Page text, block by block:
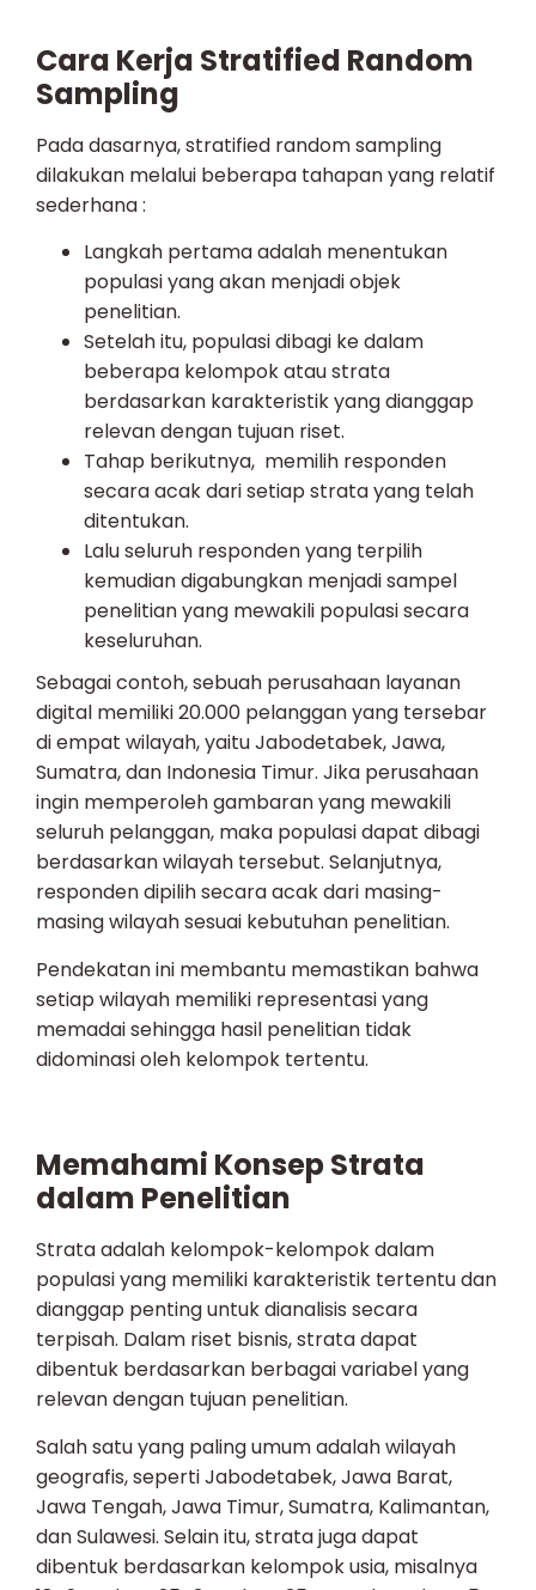
Cara Kerja Stratified Random
Sampling
Pada dasarnya, stratified random sampling
dilakukan melalui beberapa tahapan yang relatif
sederhana :
Langkah pertama adalah menentukan
populasi yang akan menjadi objek
penelitian.
Setelah itu, populasi dibagi ke dalam
beberapa kelompok atau strata
berdasarkan karakteristik yang dianggap
relevan dengan tujuan riset.
Tahap berikutnya, memilih responden
secara acak dari setiap strata yang telah
ditentukan.
Lalu seluruh responden yang terpilih
kemudian digabungkan menjadi sampel
penelitian yang mewakili populasi secara
keseluruhan.
Sebagai contoh, sebuah perusahaan layanan
digital memiliki 20.000 pelanggan yang tersebar
di empat wilayah, yaitu Jabodetabek, Jawa,
Sumatra, dan Indonesia Timur. Jika perusahaan
ingin memperoleh gambaran yang mewakili
seluruh pelanggan, maka populasi dapat dibagi
berdasarkan wilayah tersebut. Selanjutnya,
responden dipilih secara acak dari masing-
masing wilayah sesuai kebutuhan penelitian.
Pendekatan ini membantu memastikan bahwa
setiap wilayah memiliki representasi yang
memadai sehingga hasil penelitian tidak
didominasi oleh kelompok tertentu.
Memahami Konsep Strata
dalam Penelitian
Strata adalah kelompok-kelompok dalam
populasi yang memiliki karakteristik tertentu dan
dianggap penting untuk dianalisis secara
terpisah. Dalam riset bisnis, strata dapat
dibentuk berdasarkan berbagai variabel yang
relevan dengan tujuan penelitian.
Salah satu yang paling umum adalah wilayah
geografis, seperti Jabodetabek, Jawa Barat,
Jawa Tengah, Jawa Timur, Sumatra, Kalimantan,
dan Sulawesi. Selain itu, strata juga dapat
dibentuk berdasarkan kelompok usia, misalnya